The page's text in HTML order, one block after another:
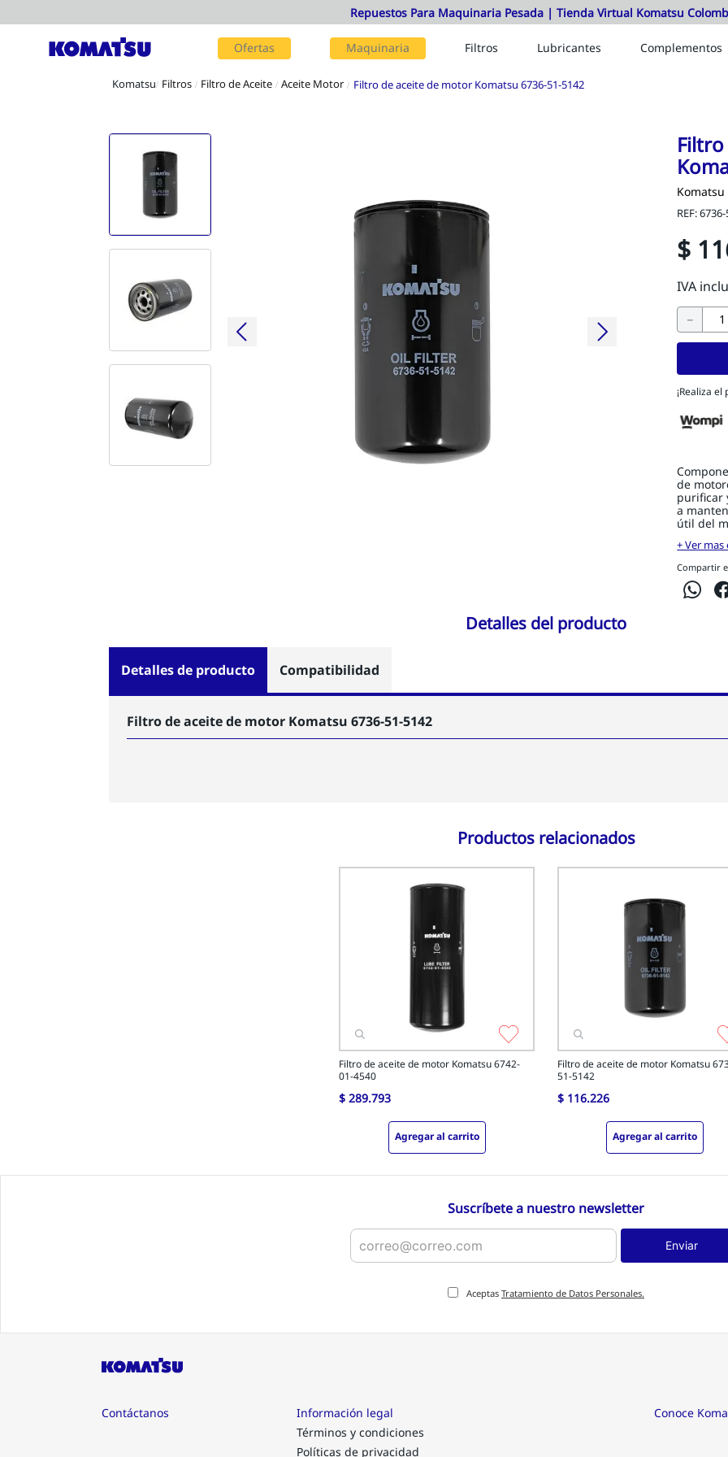
Ofertas Maquinaria Filtros Lubricantes Complementos
Filtros Filtro de Aceite Aceite Motor Filtro de aceite de motor Komatsu 6736-51-5142
Komatsu
REF:
$
－
¡Realiza
de
purificar
a
útil del
+ Ver
Compartir
Detalles del producto
Detalles de producto Compatibilidad
Filtro de aceite de motor Komatsu 6736-51-5142
Productos relacionados
Filtro de aceite de motor Komatsu 6742-
01-4540
$ 289.793
Agregar al carrito
Filtro de aceite de motor Komatsu
51-5142
$ 116.226
Agregar al carrito
Suscríbete a nuestro newsletter
Enviar
Aceptas Tratamiento de Datos Personales.
Contáctanos
Información legal
Términos y condiciones
Políticas de privacidad
Conoce